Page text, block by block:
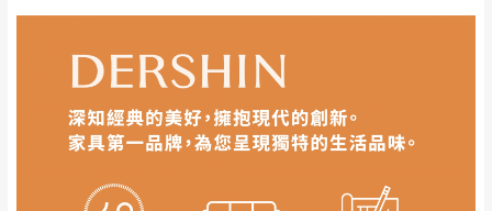
請務必填寫正確之收貨人姓名、收貨地址、電話
訊,如有錯誤,本公司保有配送與否之權利。
商品顏色可能會因 拍攝燈光、電腦解析度、螢幕設定
及個人觀感等因素,造成實品與網頁上有所差異,此並非
此販售商品
不含情境圖內之擺設物品， 以品名和文案
潔隊回收,免付費清運專線：0800-085-717。